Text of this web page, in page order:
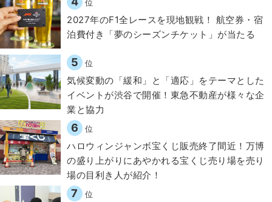
位
2027年のF1全レースを現地観戦！ 航空券・宿
泊費付き「夢のシーズンチケット」が当たる
5 位
気候変動の「緩和」と「適応」をテーマとした
イベントが渋谷で開催！東急不動産が様々な企
業と協力
6 位
ハロウィンジャンボ宝くじ販売終了間近！万博
の盛り上がりにあやかれる宝くじ売り場を売り
場の目利き人が紹介！
7 位